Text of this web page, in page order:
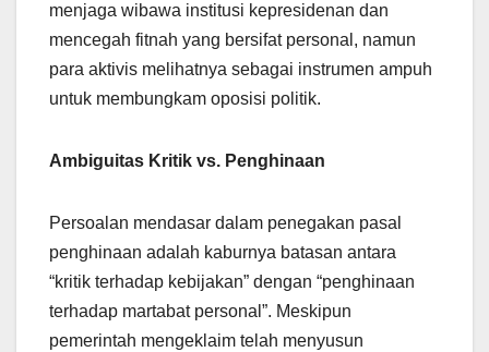
menjaga wibawa institusi kepresidenan dan
mencegah fitnah yang bersifat personal, namun
para aktivis melihatnya sebagai instrumen ampuh
untuk membungkam oposisi politik.
Ambiguitas Kritik vs. Penghinaan
Persoalan mendasar dalam penegakan pasal
penghinaan adalah kaburnya batasan antara
“kritik terhadap kebijakan” dengan “penghinaan
terhadap martabat personal”. Meskipun
pemerintah mengeklaim telah menyusun